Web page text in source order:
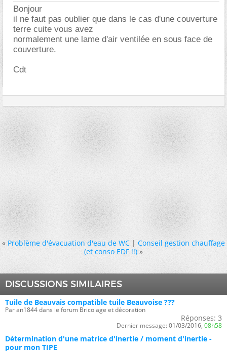
Bonjour
il ne faut pas oublier que dans le cas d'une couverture
terre cuite vous avez
normalement une lame d'air ventilée en sous face de
couverture.
Cdt
« Problème d'évacuation d'eau de WC|Conseil gestion chauffage
(et conso EDF !!) »
DISCUSSIONS SIMILAIRES
Tuile de Beauvais compatible tuile Beauvoise ???
Par an1844 dans le forum Bricolage et décoration
Réponses: 3
Dernier message: 01/03/2016, 08h58
Détermination d'une matrice d'inertie / moment d'inertie -
pour mon TIPE